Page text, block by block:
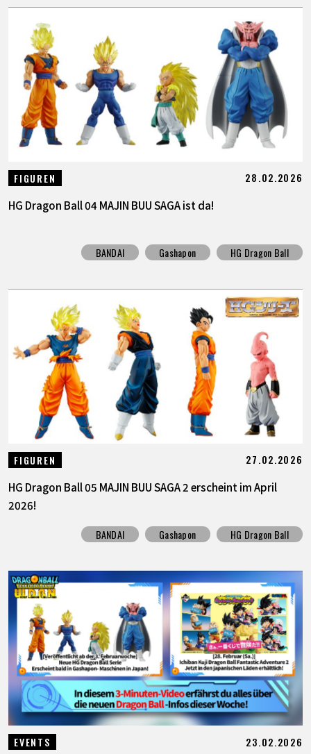
FIGUREN 28.02.2026
HG Dragon Ball 04 MAJIN BUU SAGA ist da!
BANDAI Gashapon HG Dragon Ball
FIGUREN 27.02.2026
HG Dragon Ball 05 MAJIN BUU SAGA 2 erscheint im April
2026!
BANDAI Gashapon HG Dragon Ball
EVENTS 23.02.2026